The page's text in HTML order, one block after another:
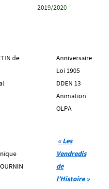
2019/2020
de
Anniversaire
Loi 1905
DDEN 13
Animation
OLPA
« Les
Vendredis
de
l’Histoire »